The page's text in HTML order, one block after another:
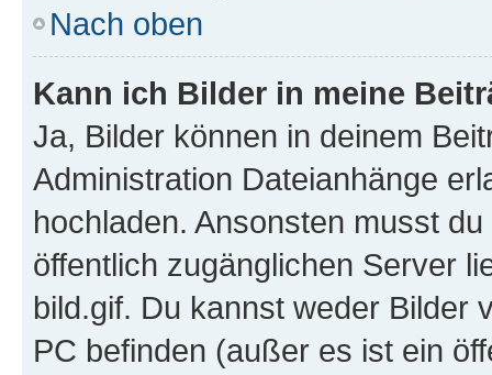
Nach oben
Kann ich Bilder in meine
Ja, Bilder können in deinem
Administration Dateianhänge
hochladen. Ansonsten musst
öffentlich zugänglichen Server
bild.gif. Du kannst weder Bilder
PC befinden (außer es ist ein